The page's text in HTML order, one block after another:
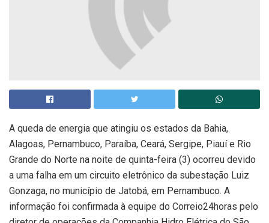
A queda de energia que atingiu os estados da Bahia,
Alagoas, Pernambuco, Paraíba, Ceará, Sergipe, Piauí e Rio
Grande do Norte na noite de quinta-feira (3) ocorreu devido
a uma falha em um circuito eletrônico da subestação Luiz
Gonzaga, no município de Jatobá, em Pernambuco. A
informação foi confirmada à equipe do Correio24horas pelo